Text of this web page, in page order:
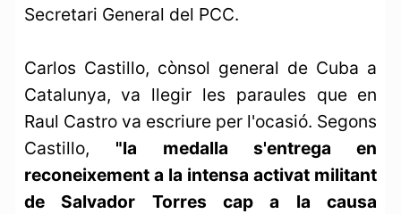
Secretari General del PCC.
Carlos Castillo, cònsol general de Cuba a
Catalunya, va llegir les paraules que en
Raul Castro va escriure per l'ocasió. Segons
Castillo, "la medalla s'entrega en
reconeixement a la intensa activat militant
de Salvador Torres cap a la causa